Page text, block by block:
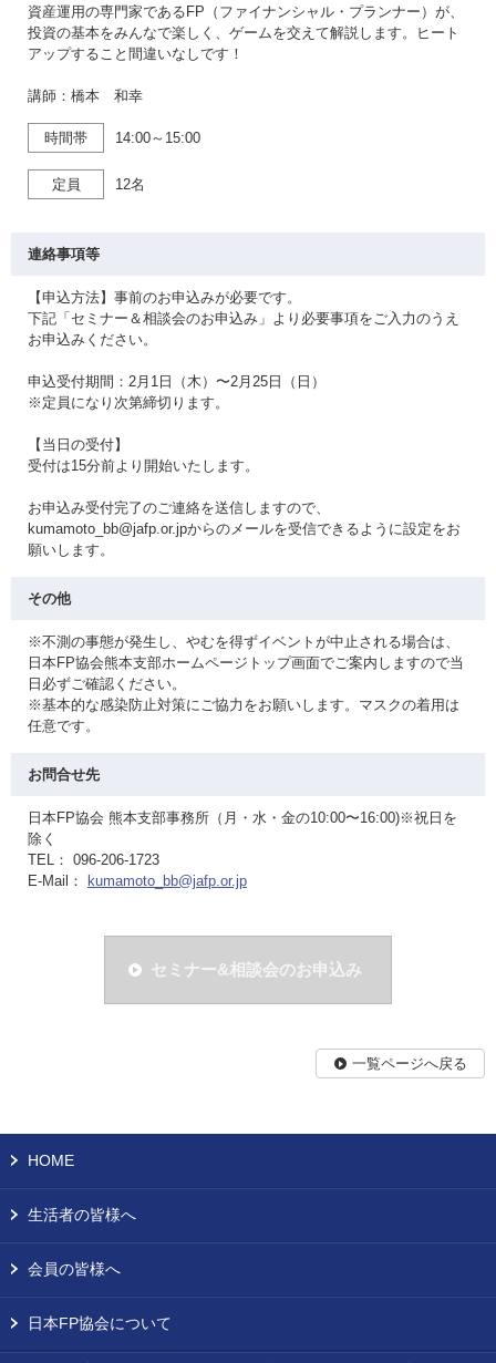
資産運用の専門家であるFP（ファイナンシャル・プランナー）が、
投資の基本をみんなで楽しく、ゲームを交えて解説します。ヒート
アップすること間違いなしです！
講師：橋本 和幸
時間帯 14:00～15:00
定員 12名
連絡事項等
【申込方法】事前のお申込みが必要です。
下記「セミナー＆相談会のお申込み」より必要事項をご入力のうえ
お申込みください。
申込受付期間：2月1日（木）〜2月25日（日）
※定員になり次第締切ります。
【当日の受付】
受付は15分前より開始いたします。
お申込み受付完了のご連絡を送信しますので、
kumamoto_bb@jafp.or.jpからのメールを受信できるように設定をお
願いします。
その他
※不測の事態が発生し、やむを得ずイベントが中止される場合は、
日本FP協会熊本支部ホームページトップ画面でご案内しますので当
日必ずご確認ください。
※基本的な感染防止対策にご協力をお願いします。マスクの着用は
任意です。
お問合せ先
日本FP協会 熊本支部事務所（月・水・金の10:00〜16:00)※祝日を
除く
TEL： 096-206-1723
E-Mail：
kumamoto_bb@jafp.or.jp
セミナー&相談会のお申込み
一覧ページへ戻る
HOME
生活者の皆様へ
会員の皆様へ
日本FP協会について